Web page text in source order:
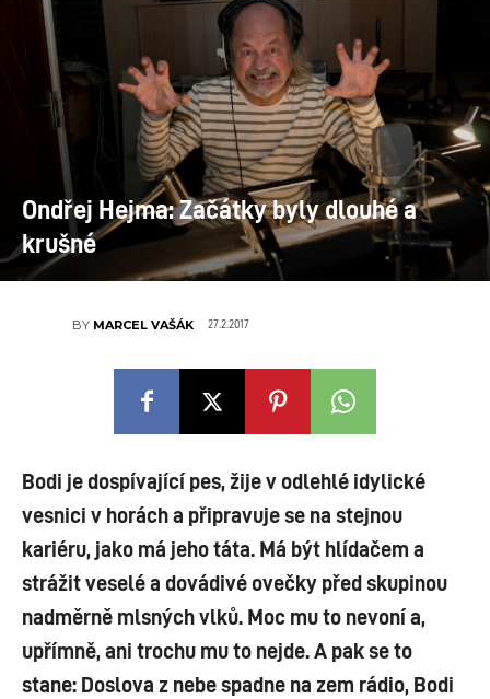
Ondřej Hejma: Začátky byly dlouhé a
krušné
BY MARCEL VAŠÁK 27.2.2017
Bodi je dospívající pes, žije v odlehlé idylické
vesnici v horách a připravuje se na stejnou
kariéru, jako má jeho táta. Má být hlídačem a
strážit veselé a dovádivé ovečky před skupinou
nadměrně mlsných vlků. Moc mu to nevoní a,
upřímně, ani trochu mu to nejde. A pak se to
stane: Doslova z nebe spadne na zem rádio, Bodi